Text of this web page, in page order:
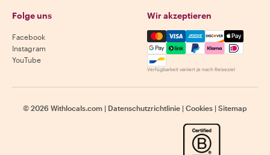
Folge uns
Facebook
Instagram
YouTube
Wir akzeptieren
Mastercard, Visa, Amex,
Verfügbarkeit variiert je nach Reiseziel
© 2026 Withlocals.com | Datenschutzrichtlinie | Cookies | Sitemap